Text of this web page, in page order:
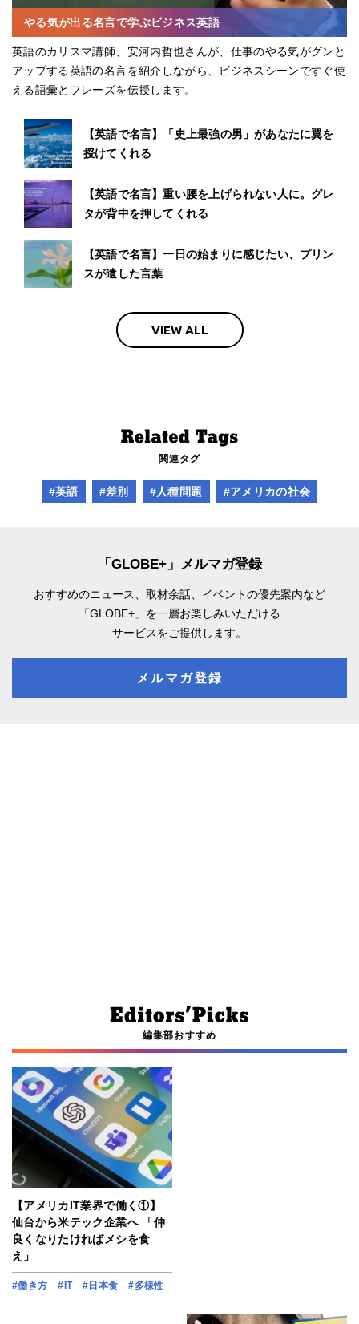
やる気が出る名言で学ぶビジネス英語
英語のカリスマ講師、安河内哲也さんが、仕事のやる気がグンと
アップする英語の名言を紹介しながら、ビジネスシーンですぐ使
える語彙とフレーズを伝授します。
【英語で名言】「史上最強の男」があなたに翼を
授けてくれる
【英語で名言】重い腰を上げられない人に。グレ
タが背中を押してくれる
【英語で名言】一日の始まりに感じたい、プリン
スが遺した言葉
VIEW ALL
関連タグ
#英語 #差別 #人種問題 #アメリカの社会
「GLOBE+」メルマガ登録
おすすめのニュース、取材余話、 イベントの優先案内など
「GLOBE+」を一層お楽しみいただける
サービスをご提供します。
メルマガ登録
編集部おすすめ
【アメリカIT業界で働く①】
仙台から米テック企業へ 「仲
良くなりたければメシを食
え」
#働き方 #IT #日本食 #多様性